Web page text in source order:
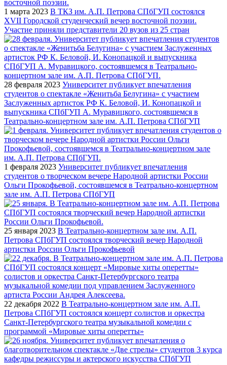
1 марта 2023 В ТКЗ им. А.П. Петрова СПбГУП состоялся
XVII Городской студенческий вечер восточной поэзии.
Участие приняли представители 20 вузов из 25 стран
28 февраля 2023 Университет публикует впечатления
студентов о спектакле «Женитьба Белугина» с участием
Заслуженных артисток РФ К. Беловой, И. Конопацкой и
выпускника СПбГУП А. Муравицкого, состоявшемся в
Театрально-концертном зале им. А.П. Петрова СПбГУП
1 февраля 2023 Университет публикует впечатления
студентов о творческом вечере Народной артистки России
Ольги Прокофьевой, состоявшемся в Театрально-концертном
зале им. А.П. Петрова СПбГУП
25 января 2023 В Театрально-концертном зале им. А.П.
Петрова СПбГУП состоялся творческий вечер Народной
артистки России Ольги Прокофьевой
22 декабря 2022 В Театрально-концертном зале им. А.П.
Петрова СПбГУП состоялся концерт солистов и оркестра
Санкт-Петербургского театра музыкальной комедии с
программой «Мировые хиты оперетты»